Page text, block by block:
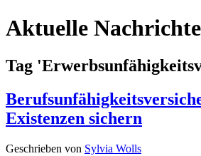
Aktuelle
Tag
Existenzen sichern
Geschrieben von Sylvia Wolls